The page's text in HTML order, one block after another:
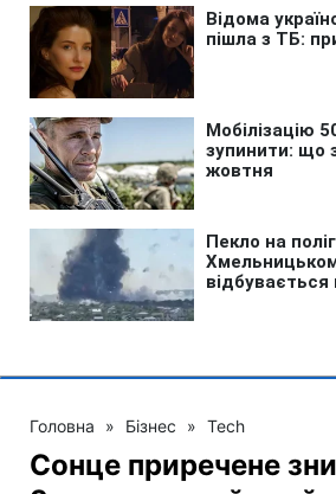
Головна » Бізнес » Tech
Сонце приречене